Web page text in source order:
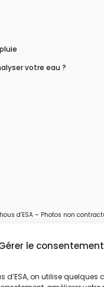
le consentement
d’ESA, on utilise quelques
votre eau ?
d’ESA – Photos non
apportent toutes les solutions
stocker, filtrer, traiter et
également des équipements